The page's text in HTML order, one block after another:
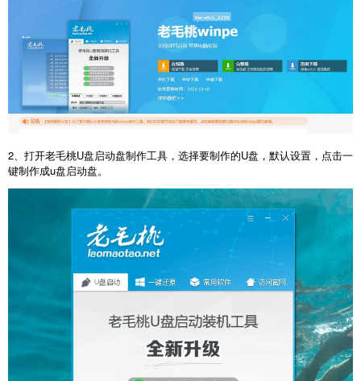
2、打开老毛桃U盘启动盘制作工具，选择要制作的U盘，默认设置，点击一
键制作成u盘启动盘。